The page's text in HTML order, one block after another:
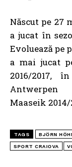
Născut pe 27
a jucat în
Evoluează pe
a mai jucat
2016/2017,
Maaseik 2014/
TAGS BJÖRN
SPORT CRAIOVA